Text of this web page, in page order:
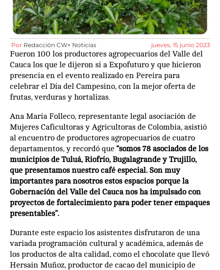
Por Redacción CW+ Noticias jueves, 15 junio 2023
Fueron 100 los productores agropecuarios del Valle del
Cauca los que le dijeron sí a Expofuturo y que hicieron
presencia en el evento realizado en Pereira para
celebrar el Día del Campesino, con la mejor oferta de
frutas, verduras y hortalizas.
Ana María Folleco, representante legal asociación de
Mujeres Caficultoras y Agricultoras de Colombia, asistió
al encuentro de productores agropecuarios de cuatro
departamentos, y recordó que “somos 78 asociados de los
municipios de Tuluá, Riofrío, Bugalagrande y Trujillo,
que presentamos nuestro café especial. Son muy
importantes para nosotros estos espacios porque la
Gobernación del Valle del Cauca nos ha impulsado con
proyectos de fortalecimiento para poder tener empaques
presentables”.
Durante este espacio los asistentes disfrutaron de una
variada programación cultural y académica, además de
los productos de alta calidad, como el chocolate que llevó
Hersain Muñoz, productor de cacao del municipio de